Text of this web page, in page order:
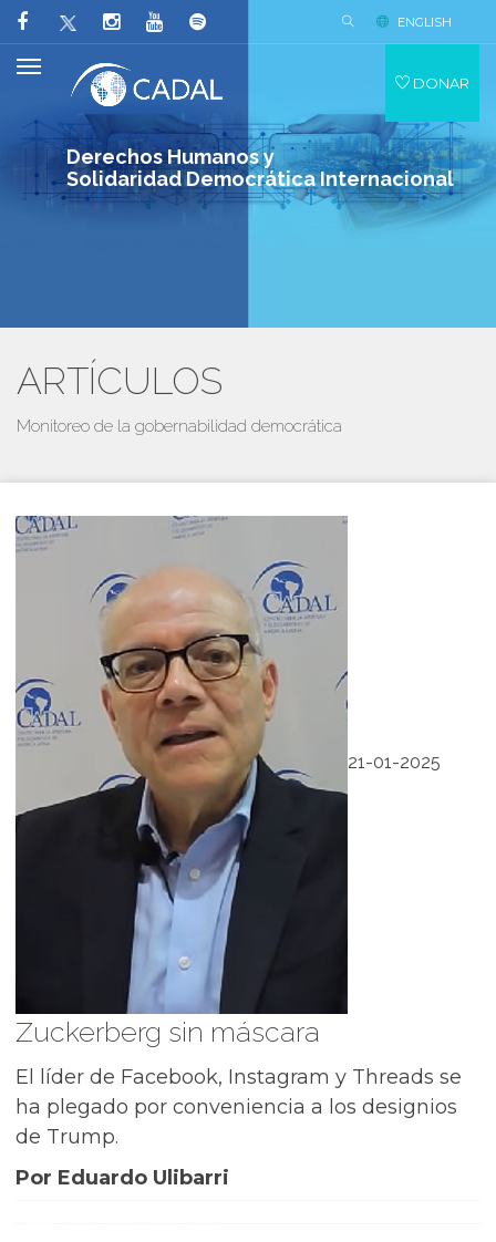
Derechos Humanos y
Solidaridad Democrática Internacional
ENGLISH
DONAR
ARTÍCULOS
Monitoreo de la gobernabilidad democrática
21-01-2025
Zuckerberg sin máscara
El líder de Facebook, Instagram y Threads se
ha plegado por conveniencia a los designios
de Trump.
Por Eduardo Ulibarri